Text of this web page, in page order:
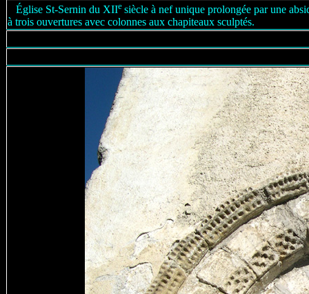
Église St-Sernin du XIIe siècle à nef unique prolongée par une
à trois ouvertures avec colonnes aux chapiteaux sculptés.